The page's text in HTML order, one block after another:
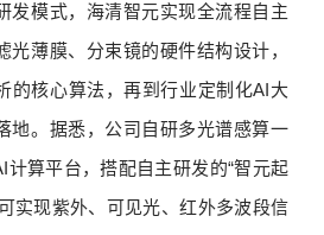
发模式，海清智元实现全流程自主
光薄膜、分束镜的硬件结构设计，
的核心算法，再到行业定制化AI大
地。据悉，公司自研多光谱感算一
计算平台，搭配自主研发的“智元起
实现紫外、可见光、红外多波段信